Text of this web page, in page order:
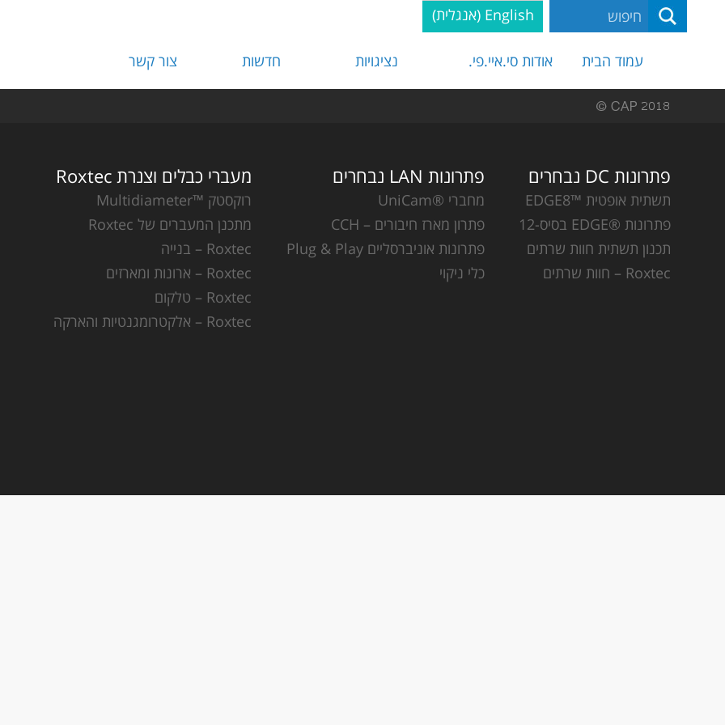
English
(אנגלית)
עמוד הבית אודות סי.איי.פי. נציגויות חדשות צור קשר
פתרונות DC נבחרים
תשתית אופטית ™EDGE8
פתרונות ®EDGE בסיס-12
תכנון תשתית חוות שרתים
Roxtec – חוות שרתים
פתרונות LAN נבחרים
מחברי ®UniCam
פתרון מארז חיבורים – CCH
פתרונות אוניברסליים Plug & Play
כלי ניקוי
מעברי כבלים וצנרת Roxtec
רוקסטק ™Multidiameter
מתכנן המעברים של Roxtec
Roxtec – בנייה
Roxtec – ארונות ומארזים
Roxtec – טלקום
Roxtec – אלקטרומגנטיות והארקה